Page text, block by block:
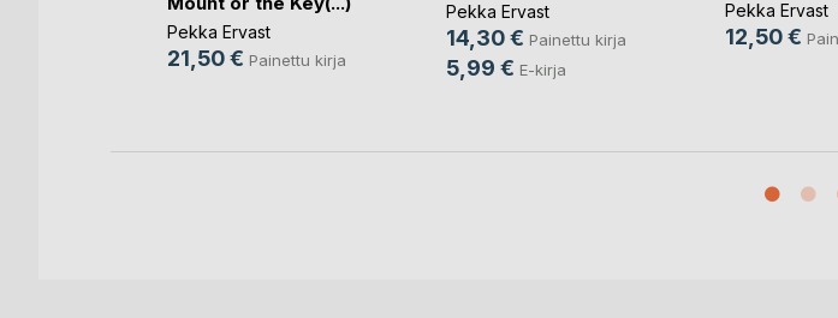
Pekka Ervast
21,50 € Painettu kirja
Pekka Ervast
14,30 € Painettu kirja
5,99 € E-kirja
Pekka Ervast
12,50 €